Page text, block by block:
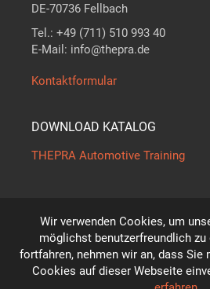
Wir verwenden Cookies, um
möglichst benutzerfreundlich zu
fortfahren, nehmen wir an, dass Sie
Cookies auf dieser Webseite
DE-70736 Fellbach
Tel.: +49 (711) 510 993 40
E-Mail: info@thepra.de
Kontaktformular
DOWNLOAD KATALOG
THEPRA Automotive Training
Der Maßstab inTHE
Technische Änderungen
© THEPRA